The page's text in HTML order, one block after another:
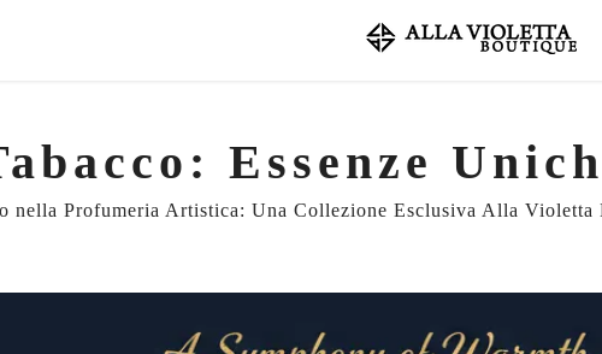
Essenze
nella Profumeria Artistica: Una Collezione Esclusiva Alla